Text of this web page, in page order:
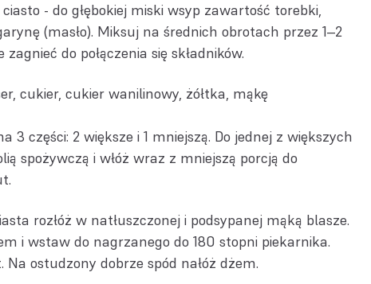
- do głębokiej miski wsyp zawartość torebki,
(masło). Miksuj na średnich obrotach przez 1‒2
do połączenia się składników.
cukier, cukier wanilinowy, żółtka, mąkę
3 części: 2 większe i 1 mniejszą. Do jednej z większych
spożywczą i włóż wraz z mniejszą porcją do
rozłóż w natłuszczonej i podsypanej mąką blasze.
i wstaw do nagrzanego do 180 stopni piekarnika.
Na ostudzony dobrze spód nałóż dżem.